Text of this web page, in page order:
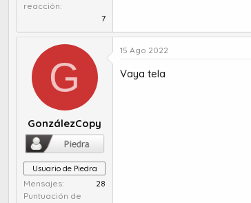
reacción
7
G
GonzálezCopy
Usuario de Piedra
Mensajes
28
Puntuación de
15 Ago 2022
Vaya tela